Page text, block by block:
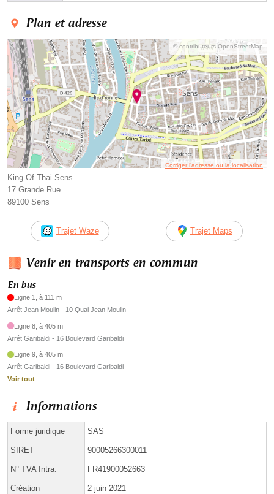
Plan et adresse
© contributeurs OpenStreetMap
Corriger l’adresse ou la localisation
King Of Thai Sens
17 Grande Rue
89100 Sens
Trajet Waze Trajet Maps
Venir en transports en commun
En bus
Ligne 1, à 111 m
Arrêt Jean Moulin - 10 Quai Jean Moulin
Ligne 8, à 405 m
Arrêt Garibaldi - 16 Boulevard Garibaldi
Ligne 9, à 405 m
Arrêt Garibaldi - 16 Boulevard Garibaldi
Voir tout
Informations
Forme juridique SAS
SIRET 90005266300011
N° TVA Intra. FR41900052663
Création 2 juin 2021